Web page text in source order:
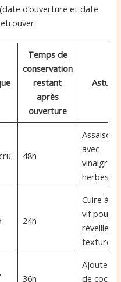
d’ouverture et date
Temps de
conservation
restant
après
ouverture
Astuce
48h
avec
vinaigre
herbes
24h
Cuire à
vif pour
réveiller la
texture
36h
Ajouter
de coco